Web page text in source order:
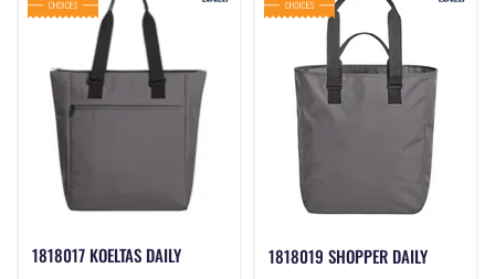
1818017 KOELTAS DAILY 1818019 SHOPPER DAILY